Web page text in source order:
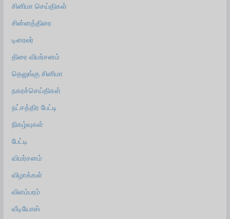
சினிமா செய்திகள்
சின்னத்திரை
டிரைலர்
திரை விமர்சனம்
தெலுங்கு சினிமா
நகரச்செய்திகள்
நட்சத்திர பேட்டி
நிகழ்வுகள்
பேட்டி
விமர்சனம்
விழாக்கள்
விளம்பரம்
வீடியோஸ்